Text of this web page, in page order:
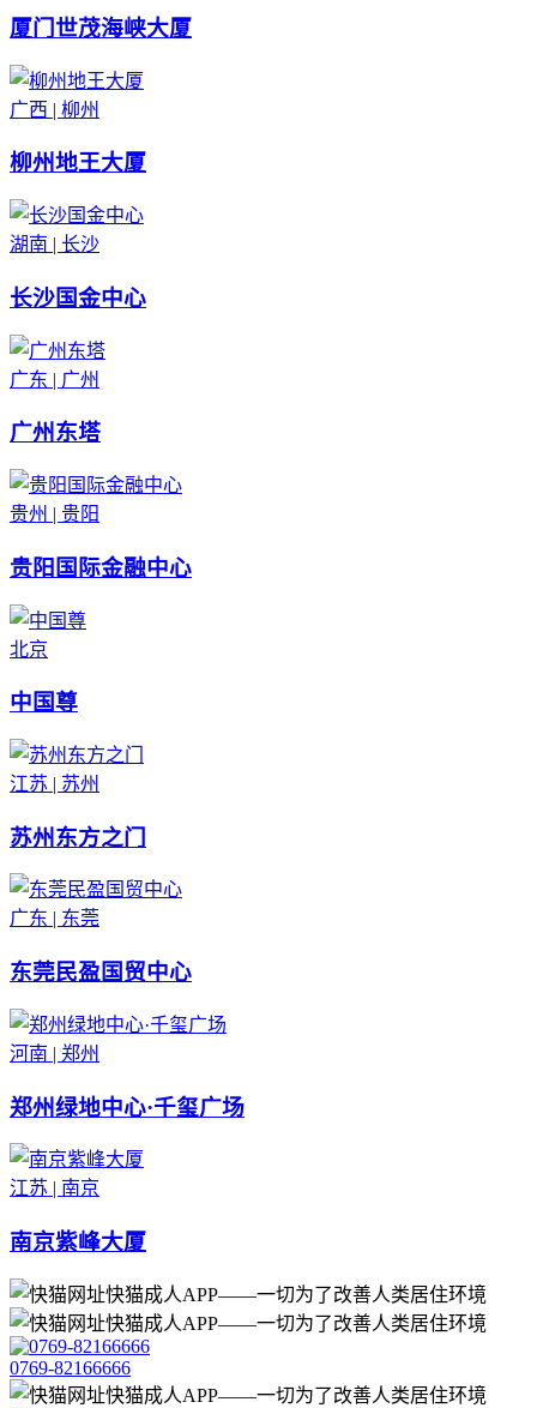
厦门世茂海峡大厦
广西 | 柳州
柳州地王大厦
湖南 | 长沙
长沙国金中心
广东 | 广州
广州东塔
贵州 | 贵阳
贵阳国际金融中心
北京
中国尊
江苏 | 苏州
苏州东方之门
广东 | 东莞
东莞民盈国贸中心
河南 | 郑州
郑州绿地中心·千玺广场
江苏 | 南京
南京紫峰大厦
0769-82166666